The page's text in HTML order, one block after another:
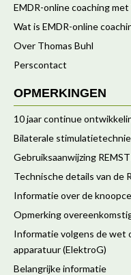
EMDR-online coaching
Wat is EMDR-online
Over Thomas Buhl
Perscontact
OPMERKINGEN
10 jaar continue
Bilaterale
Gebruiksaanwijzing
Technische details van de
Informatie over de
Opmerking
Informatie volgens de wet
apparatuur (ElektroG)
Belangrijke informatie